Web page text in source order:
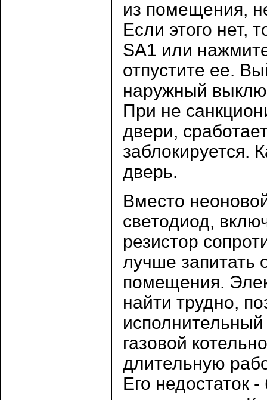
из помещения,
Если этого нет,
SA1 или
отпустите ее.
наружный
При не
двери,
заблокируется.
дверь.
Вместо
светодиод,
резистор
лучше запитать
помещения.
найти трудно,
газовой
длительную
Его недостаток